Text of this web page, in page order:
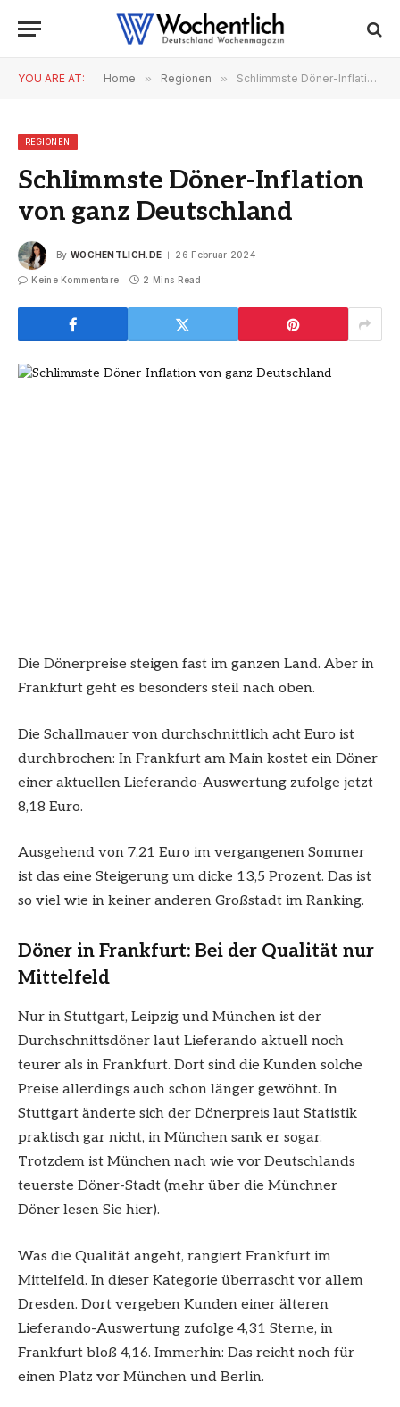
YOU ARE AT: Home » Regionen » Schlimmste Döner-Inflation von ganz Deutschland
REGIONEN
Schlimmste Döner-Inflation
von ganz Deutschland
By WOCHENTLICH.DE 26 Februar 2024
Keine Kommentare 2 Mins Read
Die Dönerpreise steigen fast im ganzen Land. Aber in
Frankfurt geht es besonders steil nach oben.
Die Schallmauer von durchschnittlich acht Euro ist
durchbrochen: In Frankfurt am Main kostet ein Döner
einer aktuellen Lieferando-Auswertung zufolge jetzt
8,18 Euro.
Ausgehend von 7,21 Euro im vergangenen Sommer
ist das eine Steigerung um dicke 13,5 Prozent. Das ist
so viel wie in keiner anderen Großstadt im Ranking.
Döner in Frankfurt: Bei der Qualität nur
Mittelfeld
Nur in Stuttgart, Leipzig und München ist der
Durchschnittsdöner laut Lieferando aktuell noch
teurer als in Frankfurt. Dort sind die Kunden solche
Preise allerdings auch schon länger gewöhnt. In
Stuttgart änderte sich der Dönerpreis laut Statistik
praktisch gar nicht, in München sank er sogar.
Trotzdem ist München nach wie vor Deutschlands
teuerste Döner-Stadt (mehr über die Münchner
Döner lesen Sie hier).
Was die Qualität angeht, rangiert Frankfurt im
Mittelfeld. In dieser Kategorie überrascht vor allem
Dresden. Dort vergeben Kunden einer älteren
Lieferando-Auswertung zufolge 4,31 Sterne, in
Frankfurt bloß 4,16. Immerhin: Das reicht noch für
einen Platz vor München und Berlin.